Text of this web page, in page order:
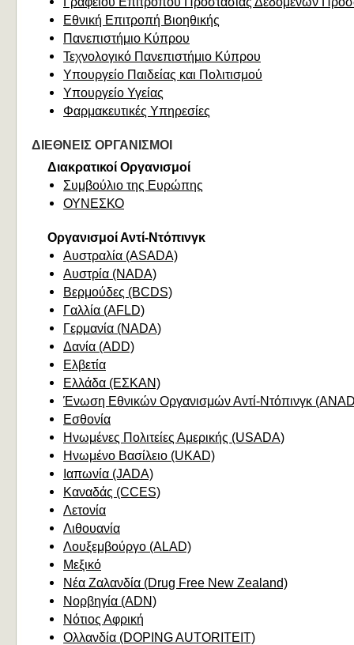
Εθνική Επιτροπή Βιοηθικής
Πανεπιστήμιο Κύπρου
Τεχνολογικό Πανεπιστήμιο Κύπρου
Υπουργείο Παιδείας και Πολιτισμού
Υπουργείο Υγείας
Φαρμακευτικές Υπηρεσίες
ΔΙΕΘΝΕΙΣ ΟΡΓΑΝΙΣΜΟΙ
Διακρατικοί Οργανισμοί
Συμβούλιο της Ευρώπης
ΟΥΝΕΣΚΟ
Οργανισμοί Αντί-Ντόπινγκ
Αυστραλία (ASADA)
Αυστρία (NADA)
Βερμούδες (BCDS)
Γαλλία (AFLD)
Γερμανία (NADA)
Δανία (ADD)
Ελβετία
Ελλάδα (ΕΣΚΑΝ)
Ένωση Εθνικών Οργανισμών Αντί-Ντόπινγκ
Εσθονία
Ηνωμένες Πολιτείες Αμερικής (USADA)
Ηνωμένο Βασίλειο (UKAD)
Ιαπωνία (JADA)
Καναδάς (CCES)
Λετονία
Λιθουανία
Λουξεμβούργο (ALAD)
Μεξικό
Νέα Ζαλανδία (Drug Free New Zealand)
Νορβηγία (ADN)
Νότιος Αφρική
Ολλανδία (DOPING AUTORITEIT)